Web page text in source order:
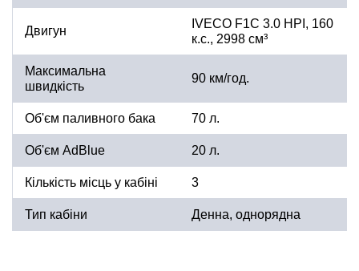
Двигун
IVECO F1C 3.0 HPI, 160
к.с., 2998 см³
Максимальна
швидкість
90 км/год.
Об'єм паливного бака 70 л.
Об'єм AdBlue 20 л.
Кількість місць у кабіні 3
Тип кабіни Денна, однорядна